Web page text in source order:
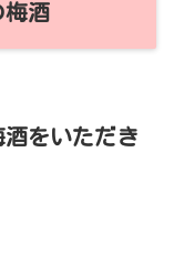
梅酒
をいただき